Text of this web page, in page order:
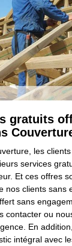
gratuits
les
services
Et ces offres
nos clients sans
sans
contacter ou
En
intégral avec